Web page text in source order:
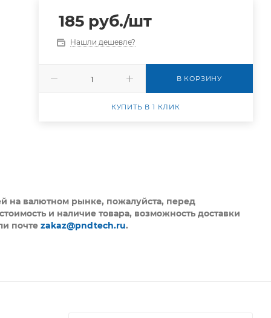
185руб./шт
Нашли дешевле?
В КОРЗИНУ
КУПИТЬ В 1 КЛИК
на валютном рынке, пожалуйста, перед
и наличие товара, возможность доставки
почтеzakaz@pndtech.ru.